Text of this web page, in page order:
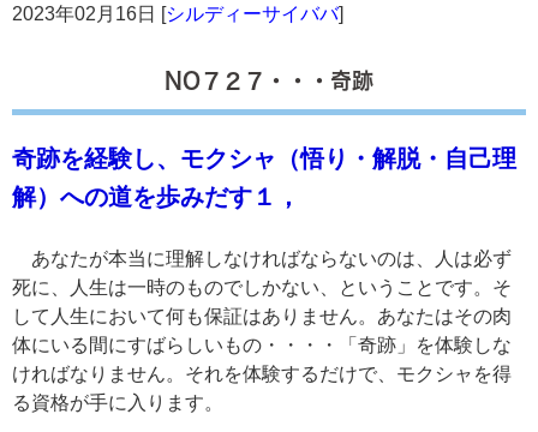
2023年02月16日 [シルディーサイババ]
NO７２７・・・奇跡
奇跡を経験し、モクシャ（悟り・解脱・自己理
解）への道を歩みだす１，
あなたが本当に理解しなければならないのは、人は必ず
死に、人生は一時のものでしかない、ということです。そ
して人生において何も保証はありません。あなたはその肉
体にいる間にすばらしいもの・・・・「奇跡」を体験しな
ければなりません。それを体験するだけで、モクシャを得
る資格が手に入ります。